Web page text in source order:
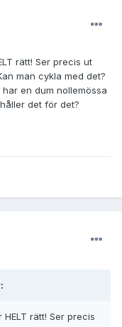
rätt! Ser precis ut
man cykla med det?
en dum nollemössa
det för det?
rätt! Ser precis